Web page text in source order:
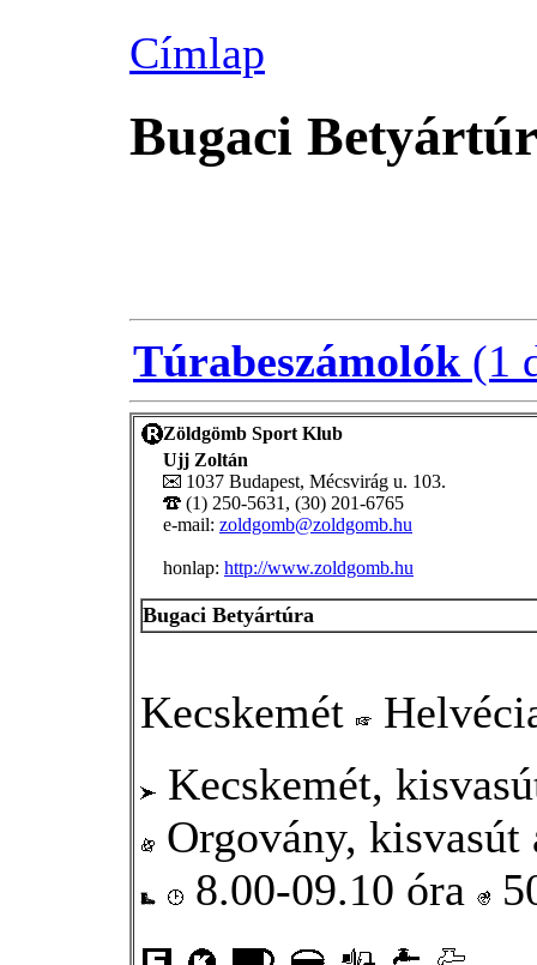
Címlap
Bugaci
Túrabeszámolók (1
Zöldgömb Sport Klub
Ujj Zoltán
1037 Budapest, Mécsvirág u. 103.
(1) 250-5631, (30) 201-6765
e-mail: zoldgomb@zoldgomb.hu
honlap: http://www.zoldgomb.hu
Bugaci Betyártúra
Kecskemét
Kecskemét,
Orgovány, kisvasút
8.00-09.10 óra